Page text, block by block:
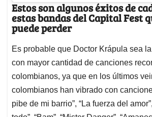
Estos son algunos éxitos de
estas bandas del Capital Fest
puede perder
Es probable que Doctor Krápula sea
con mayor cantidad de canciones
colombianos, ya que en los últimos
colombianos han vibrado con
pibe de mi barrio”, “La fuerza del